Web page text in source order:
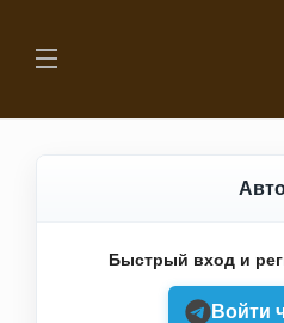
Быстрый вход и
Войти